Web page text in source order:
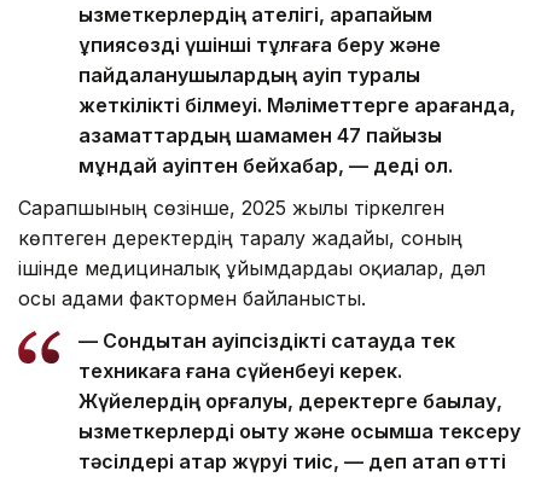
қызметкерлердің қателігі, қарапайым
құпиясөзді үшінші тұлғаға беру және
пайдаланушылардың қауіп туралы
жеткілікті білмеуі. Мәліметтерге қарағанда,
азаматтардың шамамен 47 пайызы
мұндай қауіптен бейхабар, — деді ол.
Сарапшының сөзінше, 2025 жылы тіркелген
көптеген деректердің таралу жағдайы, соның
ішінде медициналық ұйымдардағы оқиғалар, дәл
осы адами фактормен байланысты.
— Сондықтан қауіпсіздікті сақтауда тек
техникаға ғана сүйенбеуі керек.
Жүйелердің қорғалуы, деректерге бақылау,
қызметкерлерді оқыту және қосымша тексеру
тәсілдері қатар жүруі тиіс, — деп атап өтті